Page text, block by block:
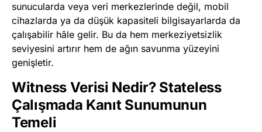
sunucularda veya veri merkezlerinde değil, mobil
cihazlarda ya da düşük kapasiteli bilgisayarlarda da
çalışabilir hâle gelir. Bu da hem merkeziyetsizlik
seviyesini artırır hem de ağın savunma yüzeyini
genişletir.
Witness Verisi Nedir? Stateless
Çalışmada Kanıt Sunumunun
Temeli